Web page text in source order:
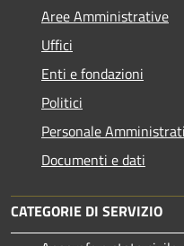
Aree Amministrative
Uffici
Enti e fondazioni
Politici
Personale
Documenti e dati
CATEGORIE DI SERVIZIO